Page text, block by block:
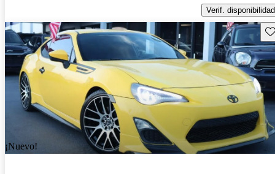
Verif. disponibilidad
¡Nuevo!